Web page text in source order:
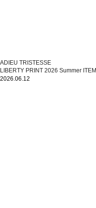
ADIEU TRISTESSE
LIBERTY PRINT 2026 Summer ITEM
2026.06.12